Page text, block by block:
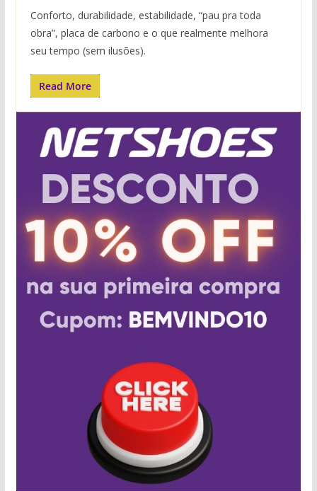
Conforto, durabilidade, estabilidade, “pau pra toda
obra”, placa de carbono e o que realmente melhora
seu tempo (sem ilusões).
Read More